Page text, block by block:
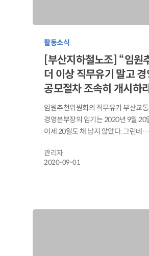
활동소식
[부산지하철노조] “임원
더 이상 직무유기 말고
공모절차 조속히 개시하
임원추천위원회의 직무유기 부산교
경영본부장의 임기는 2020년 9월 20
이제 20일도 채 남지 않았다. 그런데…
관리자
2020-09-01